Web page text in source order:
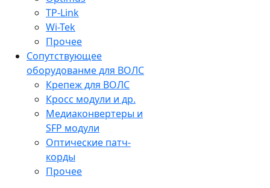
TP-Link
Wi-Tek
Прочее
Сопутствующее
оборудованме для ВОЛС
Крепеж для ВОЛС
Кросс модули и др.
Медиаконвертеры и
SFP модули
Оптические патч-
корды
Прочее